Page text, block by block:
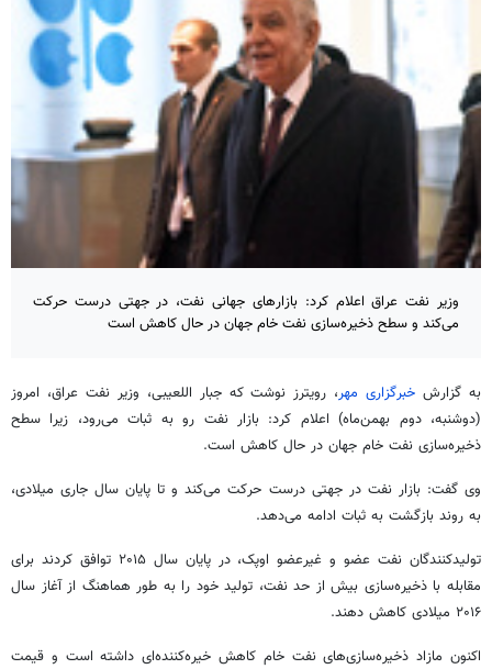
وزیر نفت عراق اعلام کرد: بازارهای جهانی نفت، در جهتی درست حرکت
می‌کند و سطح ذخیره‌سازی نفت خام جهان در حال کاهش است
به گزارش خبرگزاری مهر، رویترز نوشت که جبار اللعیبی، وزیر نفت عراق، امروز
(دوشنبه، دوم بهمن‌ماه) اعلام کرد: بازار نفت رو به ثبات می‌رود، زیرا سطح
ذخیره‌سازی نفت خام جهان در حال کاهش است.
وی گفت: بازار نفت در جهتی درست حرکت می‌کند و تا پایان سال جاری میلادی،
به روند بازگشت به ثبات ادامه می‌دهد.
تولیدکنندگان نفت عضو و غیرعضو اوپک، در پایان سال ۲۰۱۵ توافق کردند برای
مقابله با ذخیره‌سازی بیش از حد نفت، تولید خود را به طور هماهنگ از آغاز سال
۲۰۱۶ میلادی کاهش دهند.
اکنون مازاد ذخیره‌سازی‌های نفت خام کاهش خیره‌کننده‌ای داشته است و قیمت